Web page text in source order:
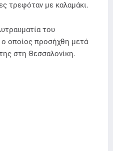
τρεφόταν με καλαμάκι.
του
ο οποίος προσήχθη μετά
στη Θεσσαλονίκη.